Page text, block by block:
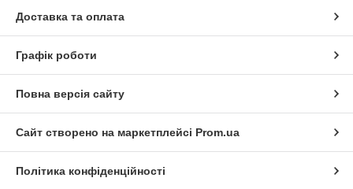
Доставка та оплата
Графік роботи
Повна версія сайту
Сайт створено на маркетплейсі Prom.ua
Політика конфіденційності